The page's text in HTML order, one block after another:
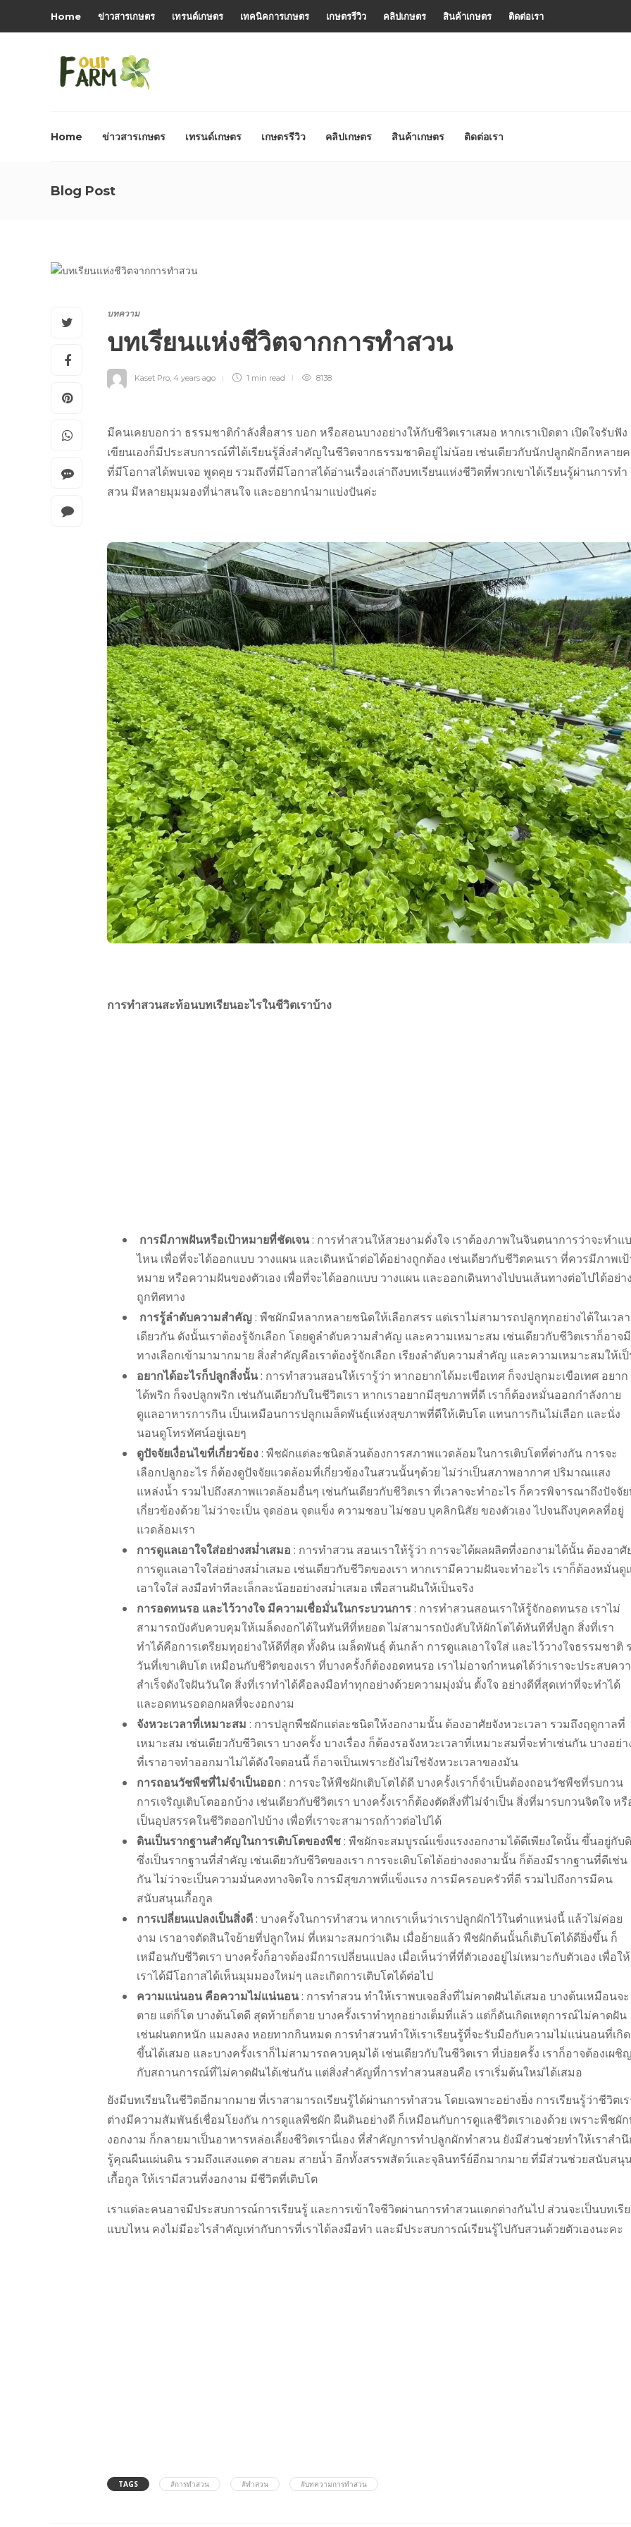
Home ข่าวสารเกษตร เทรนด์เกษตร เทคนิคการเกษตร เกษตรรีวิว คลิปเกษตร สินค้าเกษตร ติดต่อเรา
Home ข่าวสารเกษตร เทรนด์เกษตร เกษตรรีวิว คลิปเกษตร สินค้าเกษตร ติดต่อเรา
Blog Post
บทความ
บทเรียนแห่งชีวิตจากการทำสวน
Kaset Pro, 4 years ago 1 min read 8138
มีคนเคยบอกว่า ธรรมชาติกำลังสื่อสาร บอก หรือสอนบางอย่างให้กับชีวิตเราเสมอ หากเราเปิดตา เปิดใจรับฟัง
เขียนเองก็มีประสบการณ์ที่ได้เรียนรู้สิ่งสำคัญในชีวิตจากธรรมชาติอยู่ไม่น้อย เช่นเดียวกับนักปลูกผักอีกหลาย
ที่มีโอกาสได้พบเจอ พูดคุย รวมถึงที่มีโอกาสได้อ่านเรื่องเล่าถึงบทเรียนแห่งชีวิตที่พวกเขาได้เรียนรู้ผ่านการทำ
สวน มีหลายมุมมองที่น่าสนใจ และอยากนำมาแบ่งปันค่ะ
การทำสวนสะท้อนบทเรียนอะไรในชีวิตเราบ้าง
การมีภาพฝันหรือเป้าหมายที่ชัดเจน: การทำสวนให้สวยงามดั่งใจ เราต้องภาพในจินตนาการว่าจะทำแ
ไหน เพื่อที่จะได้ออกแบบ วางแผน และเดินหน้าต่อได้อย่างถูกต้อง เช่นเดียวกับชีวิตคนเรา ที่ควรมีภาพเป้
หมาย หรือความฝันของตัวเอง เพื่อที่จะได้ออกแบบ วางแผน และออกเดินทางไปบนเส้นทางต่อไปได้อย่าง
ถูกทิศทาง
การรู้ลำดับความสำคัญ: พืชผักมีหลากหลายชนิดให้เลือกสรร แต่เราไม่สามารถปลูกทุกอย่างได้ในเวลา
เดียวกัน ดังนั้นเราต้องรู้จักเลือก โดยดูลำดับความสำคัญ และความเหมาะสม เช่นเดียวกับชีวิตเราก็อาจมี
ทางเลือกเข้ามามากมาย สิ่งสำคัญคือเราต้องรู้จักเลือก เรียงลำดับความสำคัญ และความเหมาะสมให้เ
อยากได้อะไรก็ปลูกสิ่งนั้น: การทำสวนสอนให้เรารู้ว่า หากอยากได้มะเขือเทศ ก็จงปลูกมะเขือเทศ อยาก
ได้พริก ก็จงปลูกพริก เช่นกันเดียวกับในชีวิตเรา หากเราอยากมีสุขภาพที่ดี เราก็ต้องหมั่นออกกำลังกาย
ดูแลอาหารการกิน เป็นเหมือนการปลูกเมล็ดพันธุ์แห่งสุขภาพที่ดีให้เติบโต แทนการกินไม่เลือก และนั่ง
นอนดูโทรทัศน์อยู่เฉยๆ
ดูปัจจัยเงื่อนไขที่เกี่ยวข้อง: พืชผักแต่ละชนิดล้วนต้องการสภาพแวดล้อมในการเติบโตที่ต่างกัน การจะ
เลือกปลูกอะไร ก็ต้องดูปัจจัยแวดล้อมที่เกี่ยวข้องในสวนนั้นๆด้วย ไม่ว่าเป็นสภาพอากาศ ปริมาณแสง
แหล่งน้ำ รวมไปถึงสภาพแวดล้อมอื่นๆ เช่นกันเดียวกับชีวิตเรา ที่เวลาจะทำอะไร ก็ควรพิจารณาถึงปัจจั
เกี่ยวข้องด้วย ไม่ว่าจะเป็น จุดอ่อน จุดแข็ง ความชอบ ไม่ชอบ บุคลิกนิสัย ของตัวเอง ไปจนถึงบุคคลที่อยู่
แวดล้อมเรา
การดูแลเอาใจใส่อย่างสม่ำเสมอ : การทำสวน สอนเราให้รู้ว่า การจะได้ผลผลิตที่งอกงามได้นั้น ต้องอาศั
การดูแลเอาใจใส่อย่างสม่ำเสมอ เช่นเดียวกับชีวิตของเรา หากเรามีความฝันจะทำอะไร เราก็ต้องหมั่นดู
เอาใจใส่ ลงมือทำทีละเล็กละน้อยอย่างสม่ำเสมอ เพื่อสานฝันให้เป็นจริง
การอดทนรอ และไว้วางใจ มีความเชื่อมั่นในกระบวนการ: การทำสวนสอนเราให้รู้จักอดทนรอ เราไม่
สามารถบังคับควบคุมให้เมล็ดงอกได้ในทันทีที่หยอด ไม่สามารถบังคับให้ผักโตได้ทันทีที่ปลูก สิ่งที่เรา
ทำได้คือการเตรียมทุอย่างให้ดีที่สุด ทั้งดิน เมล็ดพันธุ์ ต้นกล้า การดูแลเอาใจใส่ และไว้วางใจธรรมชาติ
วันที่เขาเติบโต เหมือนกับชีวิตของเรา ที่บางครั้งก็ต้องอดทนรอ เราไม่อาจกำหนดได้ว่าเราจะประสบคว
สำเร็จดังใจฝันวันใด สิ่งที่เราทำได้คือลงมือทำทุกอย่างด้วยความมุ่งมั่น ตั้งใจ อย่างดีที่สุดเท่าที่จะทำได้
และอดทนรอดอกผลที่จะงอกงาม
จังหวะเวลาที่เหมาะสม : การปลูกพืชผักแต่ละชนิดให้งอกงามนั้น ต้องอาศัยจังหวะเวลา รวมถึงฤดูกาลที่
เหมาะสม เช่นเดียวกับชีวิตเรา บางครั้ง บางเรื่อง ก็ต้องรอจังหวะเวลาที่เหมาะสมที่จะทำเช่นกัน บางอย่า
ที่เราอาจทำออกมาไม่ได้ดังใจตอนนี้ ก็อาจเป็นเพราะยังไม่ใช่จังหวะเวลาของมัน
การถอนวัชพืชที่ไม่จำเป็นออก : การจะให้พืชผักเติบโตได้ดี บางครั้งเราก็จำเป็นต้องถอนวัชพืชที่รบกวน
การเจริญเติบโตออกบ้าง เช่นเดียวกับชีวิตเรา บางครั้งเราก็ต้องตัดสิ่งที่ไม่จำเป็น สิ่งที่มารบกวนจิตใจ หรื
เป็นอุปสรรคในชีวิตออกไปบ้าง เพื่อที่เราจะสามารถก้าวต่อไปได้
ดินเป็นรากฐานสำคัญในการเติบโตของพืช: พืชผักจะสมบูรณ์แข็งแรงงอกงามได้ดีเพียงใดนั้น ขึ้นอยู่กับ
ซึ่งเป็นรากฐานที่สำคัญ เช่นเดียวกับชีวิตของเรา การจะเติบโตได้อย่างงดงามนั้น ก็ต้องมีรากฐานที่ดีเช่น
กัน ไม่ว่าจะเป็นความมั่นคงทางจิตใจ การมีสุขภาพที่แข็งแรง การมีครอบครัวที่ดี รวมไปถึงการมีคน
สนับสนุนเกื้อกูล
การเปลี่ยนแปลงเป็นสิ่งดี: บางครั้งในการทำสวน หากเราเห็นว่าเราปลูกผักไว้ในตำแหน่งนี้ แล้วไม่ค่อย
งาม เราอาจตัดสินใจย้ายที่ปลูกใหม่ ที่เหมาะสมกว่าเดิม เมื่อย้ายแล้ว พืชผักต้นนั้นก็เติบโตได้ดียิ่งขึ้น ก็
เหมือนกับชีวิตเรา บางครั้งก็อาจต้องมีการเปลี่ยนแปลง เมื่อเห็นว่าที่ที่ตัวเองอยู่ไม่เหมาะกับตัวเอง เพื่อให้
เราได้มีโอกาสได้เห็นมุมมองใหม่ๆ และเกิดการเติบโตได้ต่อไป
ความแน่นอน คือความไม่แน่นอน: การทำสวน ทำให้เราพบเจอสิ่งที่ไม่คาดฝันได้เสมอ บางต้นเหมือนจะ
ตาย แต่ก็โต บางต้นโตดี สุดท้ายก็ตาย บางครั้งเราทำทุกอย่างเต็มที่แล้ว แต่ก็ดันเกิดเหตุการณ์ไม่คาดฝัน
เช่นฝนตกหนัก แมลงลง หอยทากกินหมด การทำสวนทำให้เราเรียนรู้ที่จะรับมือกับความไม่แน่นอนที่เกิด
ขึ้นได้เสมอ และบางครั้งเราก็ไม่สามารถควบคุมได้ เช่นเดียวกับในชีวิตเรา ที่บ่อยครั้ง เราก็อาจต้องเผชิญ
กับสถานการณ์ที่ไม่คาดฝันได้เช่นกัน แต่สิ่งสำคัญที่การทำสวนสอนคือ เราเริ่มต้นใหม่ได้เสมอ
ยังมีบทเรียนในชีวิตอีกมากมาย ที่เราสามารถเรียนรู้ได้ผ่านการทำสวน โดยเฉพาะอย่างยิ่ง การเรียนรู้ว่าชีวิตเ
ต่างมีความสัมพันธ์เชื่อมโยงกัน การดูแลพืชผัก ผืนดินอย่างดี ก็เหมือนกับการดูแลชีวิตเราเองด้วย เพราะพืชผั
งอกงาม ก็กลายมาเป็นอาหารหล่อเลี้ยงชีวิตเรานี่เอง ที่สำคัญการทำปลูกผักทำสวน ยังมีส่วนช่วยทำให้เราสำ
รู้คุณผืนแผ่นดิน รวมถึงแสงแดด สายลม สายน้ำ อีกทั้งสรรพสัตว์และจุลินทรีย์อีกมากมาย ที่มีส่วนช่วยสนับสนุ
เกื้อกูล ให้เรามีสวนที่งอกงาม มีชีวิตที่เติบโต
เราแต่ละคนอาจมีประสบการณ์การเรียนรู้ และการเข้าใจชีวิตผ่านการทำสวนแตกต่างกันไป ส่วนจะเป็นบทเรี
แบบไหน คงไม่มีอะไรสำคัญเท่ากับการที่เราได้ลงมือทำ และมีประสบการณ์เรียนรู้ไปกับสวนด้วยตัวเองนะคะ
TAGS #การทำสวน #ทำสวน #บทความการทำสวน